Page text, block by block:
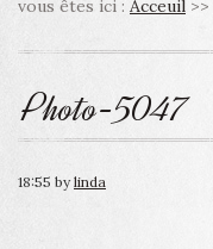
vous êtes ici : Acceuil >>
Photo-5047
18:55 bylinda